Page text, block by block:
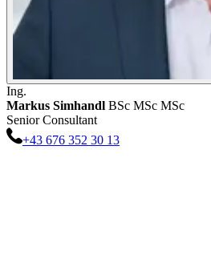
Ing.
Markus Simhandl BSc MSc MSc
Senior Consultant
+43 676 352 30 13